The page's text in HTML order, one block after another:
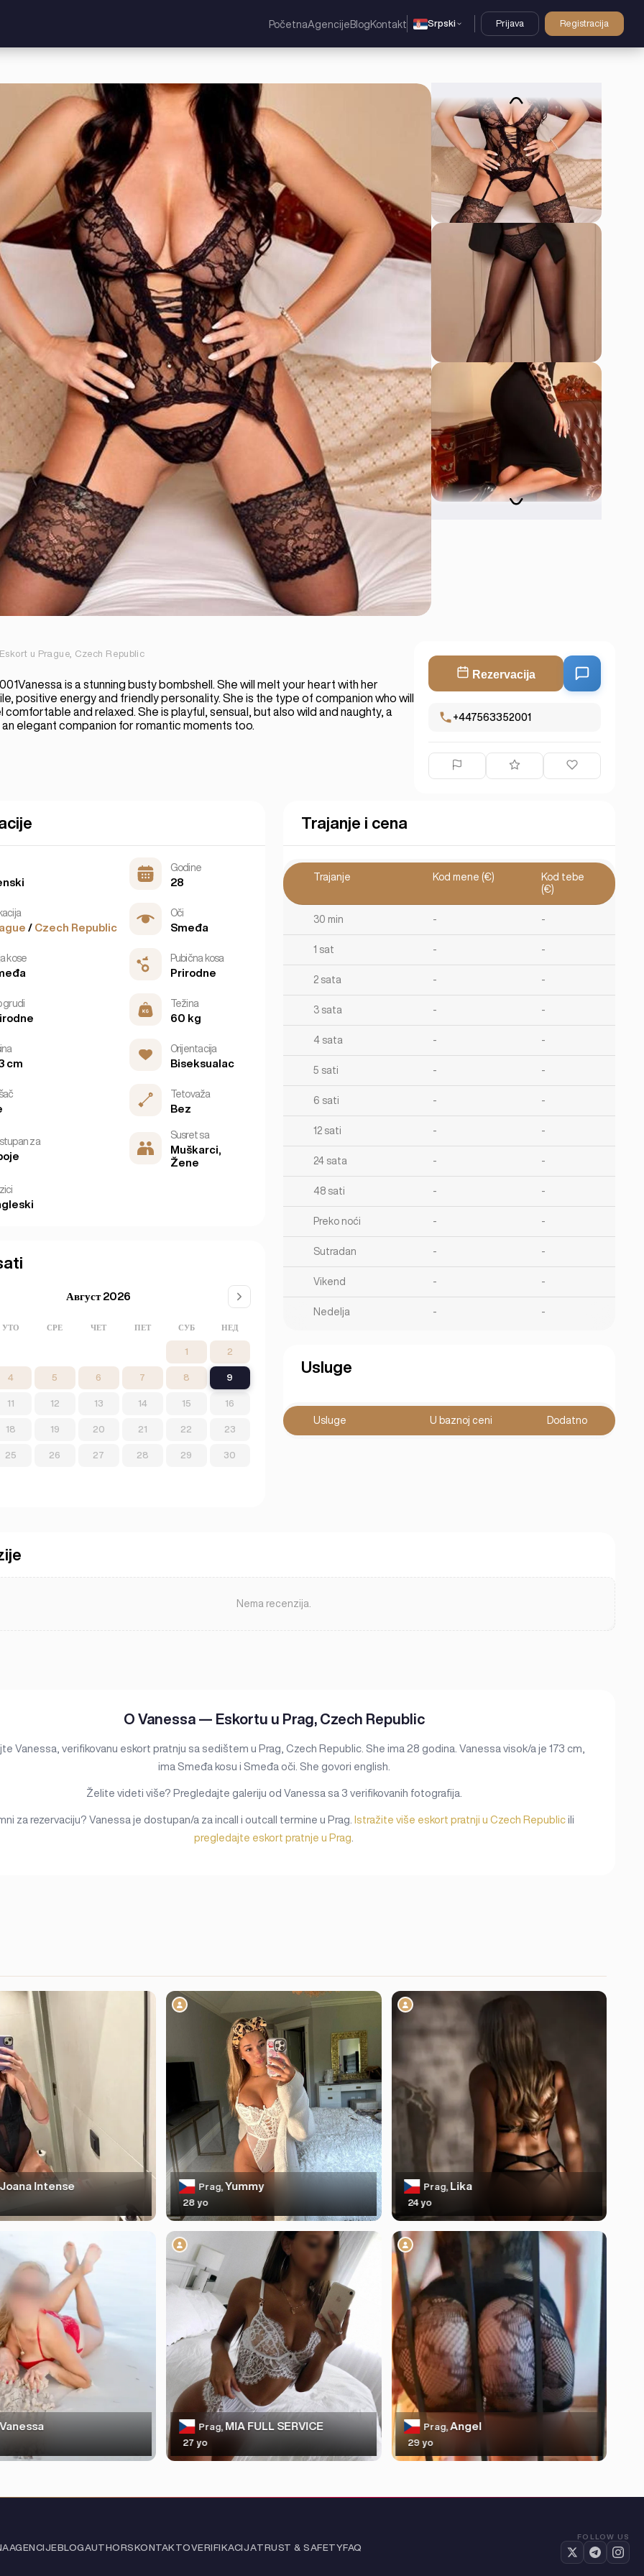
PočetnaAgencije Blog Kontakt Srpski Prijava Registracija
Eskort u Prague, Czech Republic
is a stunning busty bombshell. She will melt your heart with her
positive energy and friendly personality. She is the type of companion who will
comfortable and relaxed. She is playful, sensual, but also wild and naughty, a
elegant companion for romantic moments too.
Rezervacija
+447563352001
Godine
28
/ Czech Republic
Oči
Smeđa
kose Pubična kosa
Prirodne
grudi Težina
60 kg
cm
Orijentacija
Biseksualac
Tetovaža
Bez
za
Susret sa
Muškarci,
Žene
Август 2026
УТО СРЕ ЧЕТ ПЕТ СУБ НЕД
1 2
4 5 6 7 8 9
11 12 13 14 15 16
18 19 20 21 22 23
25 26 27 28 29 30
Trajanje i cena
Trajanje Kod mene (€)
Kod tebe
(€)
30 min - -
1 sat - -
2 sata - -
3 sata - -
4 sata - -
5 sati - -
6 sati - -
12 sati - -
24 sata - -
48 sati - -
Preko noći - -
Sutradan - -
Vikend - -
Nedelja - -
Usluge
Usluge U baznoj ceni Dodatno
Nema recenzija.
O Vanessa — Eskortu u Prag, Czech Republic
Vanessa, verifikovanu eskort pratnju sa sedištem u Prag, Czech Republic. She ima 28 godina. Vanessa visok/a je 173 cm,
ima Smeđa kosu i Smeđa oči. She govori english.
Želite videti više? Pregledajte galeriju od Vanessa sa 3 verifikovanih fotografija.
za rezervaciju? Vanessa je dostupan/a za incall i outcall termine u Prag. Istražite više eskort pratnji u Czech Republicili
pregledajte eskort pratnje u Prag
Joana Intense Prag,Yummy
28 yo
Prag, Lika
24 yo
Vanessa Prag,MIA FULL SERVICE
27 yo
Prag, Angel
29 yo
AGENCIJEBLOGAUTHORSKONTAKTOVERIFIKACIJATRUST & SAFETYFAQ
FOLLOW US